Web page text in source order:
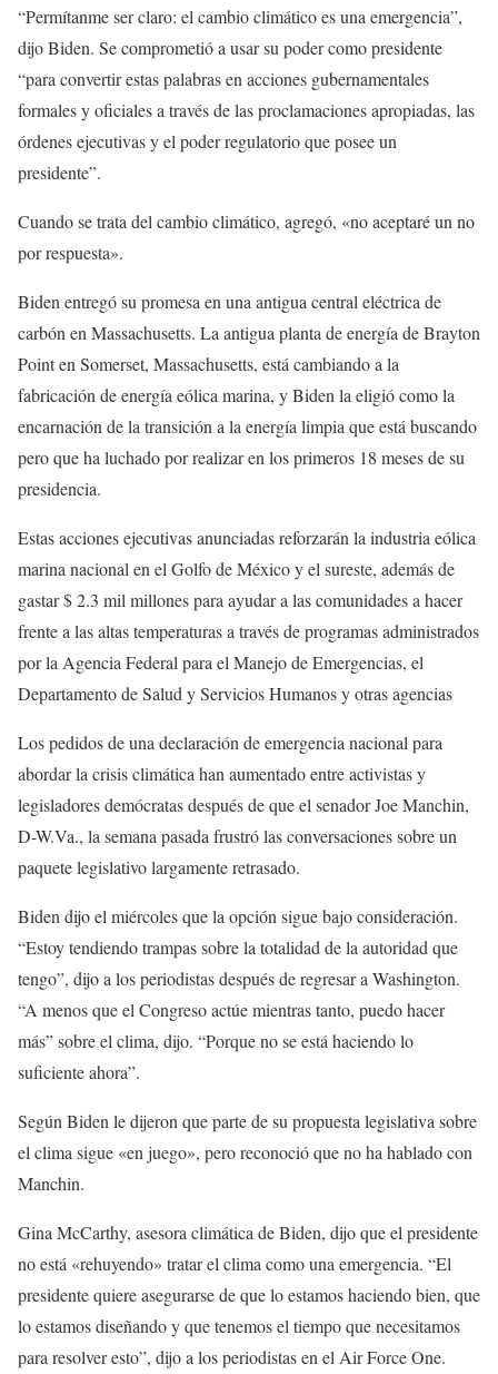
“Permítanme ser claro: el cambio climático es una emergencia”,
dijo Biden. Se comprometió a usar su poder como presidente
“para convertir estas palabras en acciones gubernamentales
formales y oficiales a través de las proclamaciones apropiadas, las
órdenes ejecutivas y el poder regulatorio que posee un
presidente”.
Cuando se trata del cambio climático, agregó, «no aceptaré un no
por respuesta».
Biden entregó su promesa en una antigua central eléctrica de
carbón en Massachusetts. La antigua planta de energía de Brayton
Point en Somerset, Massachusetts, está cambiando a la
fabricación de energía eólica marina, y Biden la eligió como la
encarnación de la transición a la energía limpia que está buscando
pero que ha luchado por realizar en los primeros 18 meses de su
presidencia.
Estas acciones ejecutivas anunciadas reforzarán la industria eólica
marina nacional en el Golfo de México y el sureste, además de
gastar $ 2.3 mil millones para ayudar a las comunidades a hacer
frente a las altas temperaturas a través de programas administrados
por la Agencia Federal para el Manejo de Emergencias, el
Departamento de Salud y Servicios Humanos y otras agencias
Los pedidos de una declaración de emergencia nacional para
abordar la crisis climática han aumentado entre activistas y
legisladores demócratas después de que el senador Joe Manchin,
D-W.Va., la semana pasada frustró las conversaciones sobre un
paquete legislativo largamente retrasado.
Biden dijo el miércoles que la opción sigue bajo consideración.
“Estoy tendiendo trampas sobre la totalidad de la autoridad que
tengo”, dijo a los periodistas después de regresar a Washington.
“A menos que el Congreso actúe mientras tanto, puedo hacer
más” sobre el clima, dijo. “Porque no se está haciendo lo
suficiente ahora”.
Según Biden le dijeron que parte de su propuesta legislativa sobre
el clima sigue «en juego», pero reconoció que no ha hablado con
Manchin.
Gina McCarthy, asesora climática de Biden, dijo que el presidente
no está «rehuyendo» tratar el clima como una emergencia. “El
presidente quiere asegurarse de que lo estamos haciendo bien, que
lo estamos diseñando y que tenemos el tiempo que necesitamos
para resolver esto”, dijo a los periodistas en el Air Force One.